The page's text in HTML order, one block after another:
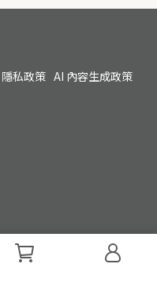
隱私政策 AI 內容生成政策